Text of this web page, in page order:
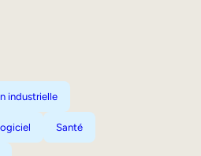
industrielle
Santé